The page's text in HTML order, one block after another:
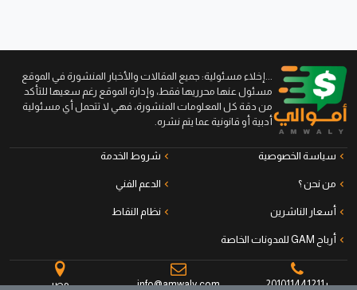
...إخلاء مسئولية: جميع المقالات والأخبار المنشورة في الموقع
مسئول عنها محرريها فقط، وإدارة الموقع رغم سعيها للتأكد
من دقة كل المعلومات المنشورة، فهي لا تتحمل أي مسئولية
أدبية أو قانونية عما يتم نشره.
سياسة الخصوصية شروط الخدمة
من نحن ؟ الدعم الفني
أسعار الناشرين نظام النقاط
أرباح GAM للمدونات الخاصة
+201011441211
info@amwaly.com مصر